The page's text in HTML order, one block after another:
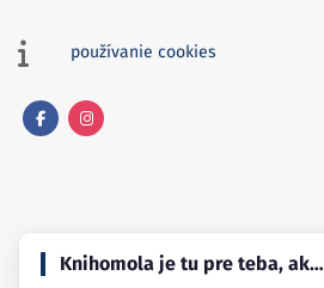
používanie cookies
Knihomola je tu pre teba, ak…